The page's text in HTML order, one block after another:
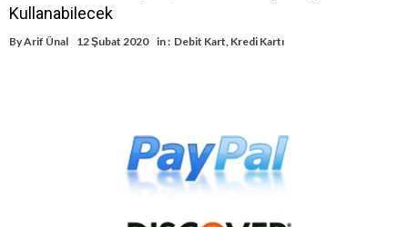
Kullanabilecek
ByArif Ünal 12 Şubat 2020 in : Debit Kart, Kredi Kartı